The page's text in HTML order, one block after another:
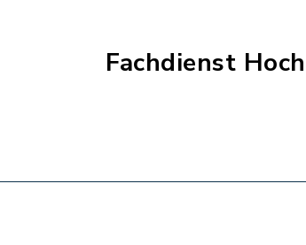
Fachdienst